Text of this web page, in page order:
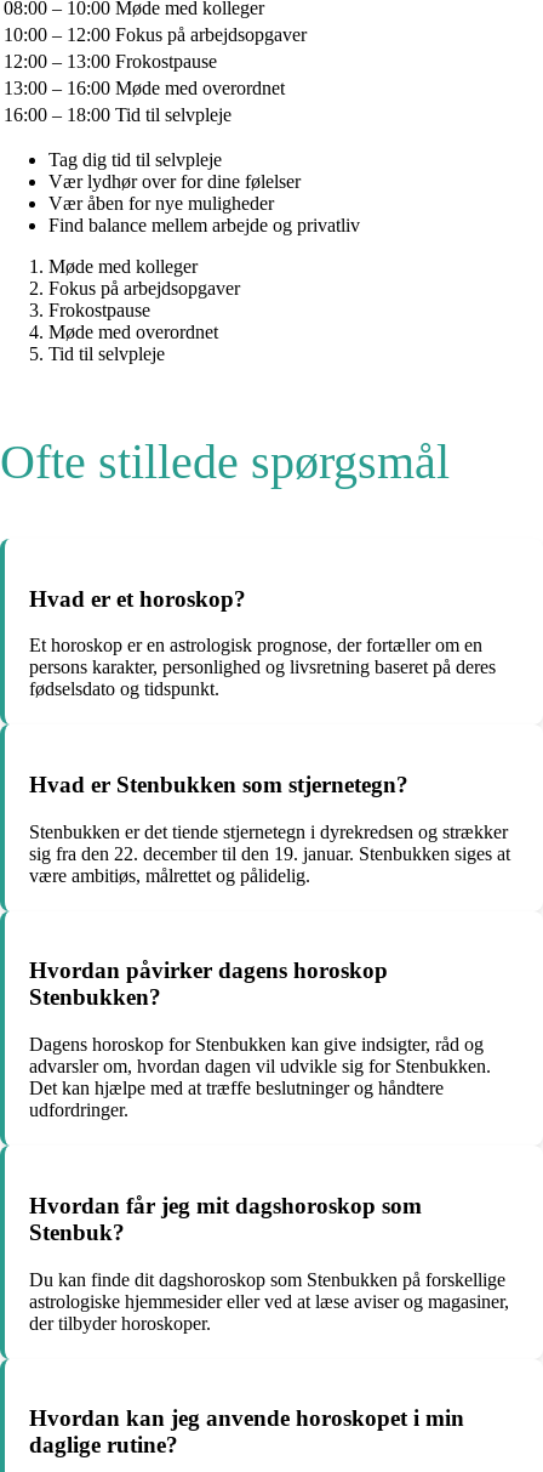
08:00 – 10:00 Møde med kolleger
10:00 – 12:00 Fokus på arbejdsopgaver
12:00 – 13:00 Frokostpause
13:00 – 16:00 Møde med overordnet
16:00 – 18:00 Tid til selvpleje
Tag dig tid til selvpleje
Vær lydhør over for dine følelser
Vær åben for nye muligheder
Find balance mellem arbejde og privatliv
Møde med kolleger
Fokus på arbejdsopgaver
Frokostpause
Møde med overordnet
Tid til selvpleje
Ofte stillede spørgsmål
Hvad er et horoskop?
Et horoskop er en astrologisk prognose, der fortæller om en
persons karakter, personlighed og livsretning baseret på deres
fødselsdato og tidspunkt.
Hvad er Stenbukken som stjernetegn?
Stenbukken er det tiende stjernetegn i dyrekredsen og strækker
sig fra den 22. december til den 19. januar. Stenbukken siges at
være ambitiøs, målrettet og pålidelig.
Hvordan påvirker dagens horoskop
Stenbukken?
Dagens horoskop for Stenbukken kan give indsigter, råd og
advarsler om, hvordan dagen vil udvikle sig for Stenbukken.
Det kan hjælpe med at træffe beslutninger og håndtere
udfordringer.
Hvordan får jeg mit dagshoroskop som
Stenbuk?
Du kan finde dit dagshoroskop som Stenbukken på forskellige
astrologiske hjemmesider eller ved at læse aviser og magasiner,
der tilbyder horoskoper.
Hvordan kan jeg anvende horoskopet i min
daglige rutine?